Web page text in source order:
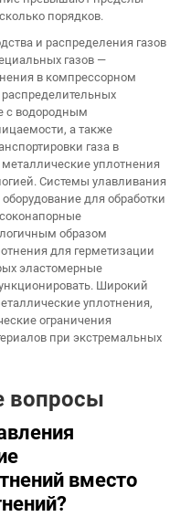
порядков.
и распределения газов
газов —
в компрессорном
с водородным
а также
газа в
уплотнения
Системы улавливания
для обработки
образом
для герметизации
эластомерные
Широкий
уплотнения,
ограничения
при экстремальных
вопросы
вместо